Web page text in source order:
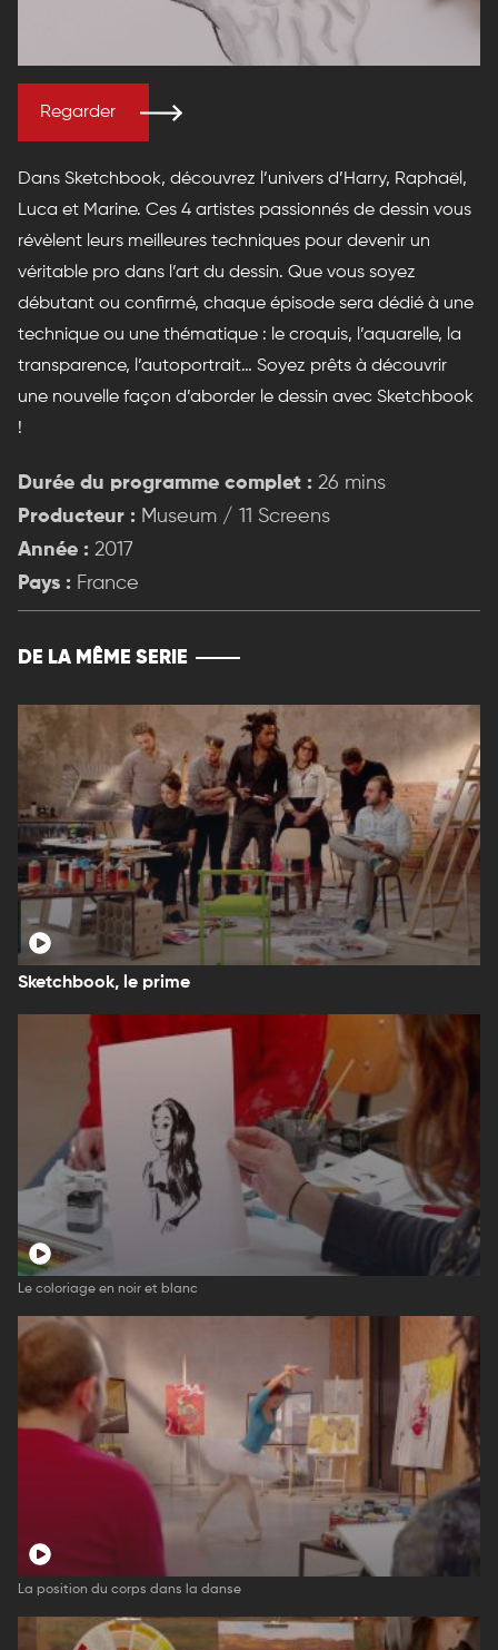
Regarder
Dans Sketchbook, découvrez l’univers d’Harry, Raphaël,
Luca et Marine. Ces 4 artistes passionnés de dessin vous
révèlent leurs meilleures techniques pour devenir un
véritable pro dans l’art du dessin. Que vous soyez
débutant ou confirmé, chaque épisode sera dédié à une
technique ou une thématique : le croquis, l’aquarelle, la
transparence, l’autoportrait… Soyez prêts à découvrir
une nouvelle façon d’aborder le dessin avec Sketchbook
!
Durée du programme complet : 26 mins
Producteur : Museum / 11 Screens
Année : 2017
Pays : France
DE LA MÊME SERIE
Sketchbook, le prime
Le coloriage en noir et blanc
La position du corps dans la danse